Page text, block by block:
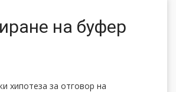
на буфер
хипотеза за отговор на